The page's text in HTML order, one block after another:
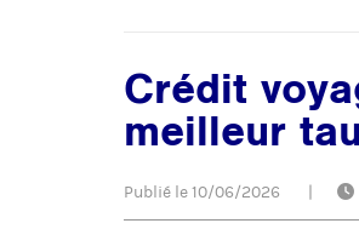
Crédit
meilleur
Publié le10/06/2026 |